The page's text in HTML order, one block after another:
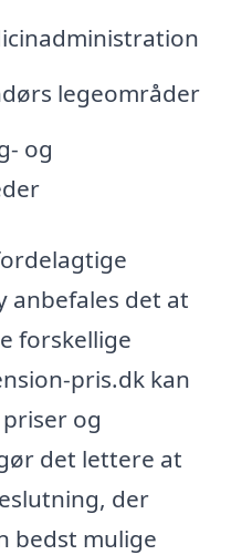
legeområder
og
anbefales det at
forskellige
pris.dk kan
og
det lettere at
der
bedst mulige